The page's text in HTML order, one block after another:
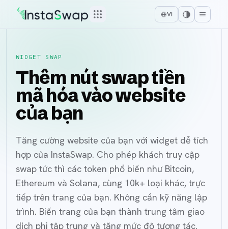
VI
WIDGET SWAP
Thêm nút swap tiền
mã hóa vào website
của bạn
Tăng cường website của bạn với widget dễ tích
hợp của InstaSwap. Cho phép khách truy cập
swap tức thì các token phổ biến như Bitcoin,
Ethereum và Solana, cùng 10k+ loại khác, trực
tiếp trên trang của bạn. Không cần kỹ năng lập
trình. Biến trang của bạn thành trung tâm giao
dịch phi tập trung và tăng mức độ tương tác.